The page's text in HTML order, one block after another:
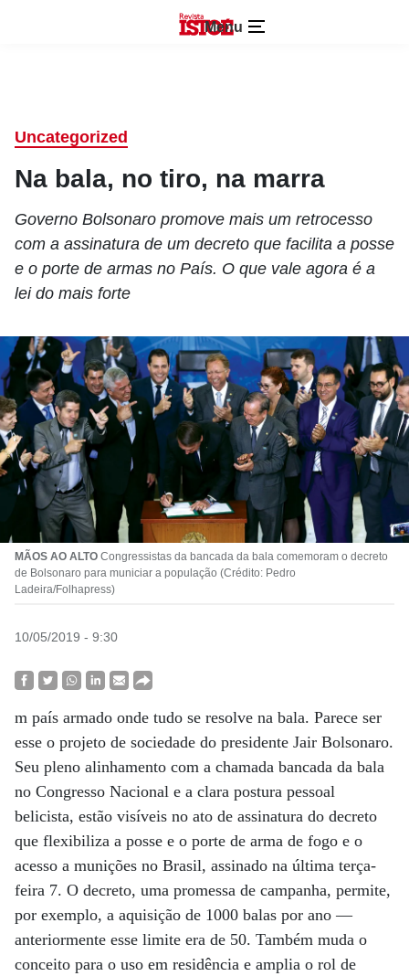
Menu
Uncategorized
Na bala, no tiro, na marra
Governo Bolsonaro promove mais um retrocesso
com a assinatura de um decreto que facilita a posse
e o porte de armas no País. O que vale agora é a
lei do mais forte
MÃOS AO ALTO Congressistas da bancada da bala comemoram o decreto
de Bolsonaro para municiar a população (Crédito: Pedro
Ladeira/Folhapress)
10/05/2019 - 9:30
m país armado onde tudo se resolve na bala. Parece ser
esse o projeto de sociedade do presidente Jair Bolsonaro.
Seu pleno alinhamento com a chamada bancada da bala
no Congresso Nacional e a clara postura pessoal
belicista, estão visíveis no ato de assinatura do decreto
que flexibiliza a posse e o porte de arma de fogo e o
acesso a munições no Brasil, assinado na última terça-
feira 7. O decreto, uma promessa de campanha, permite,
por exemplo, a aquisição de 1000 balas por ano —
anteriormente esse limite era de 50. Também muda o
conceito para o uso em residência e amplia o rol de